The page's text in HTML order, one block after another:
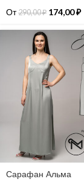
От290,00₽ 174,00₽
Сарафан Альма